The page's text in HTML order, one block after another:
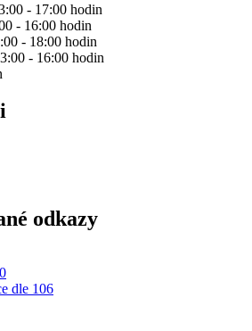
- 17:00 hodin
- 16:00 hodin
- 18:00 hodin
- 16:00 hodin
odkazy
dle 106